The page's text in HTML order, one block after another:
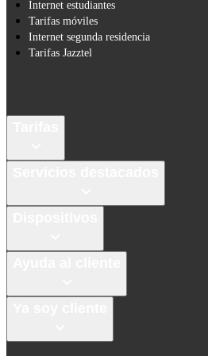
Internet estudiantes
Tarifas móviles
Internet segunda residencia
Tarifas Jazztel